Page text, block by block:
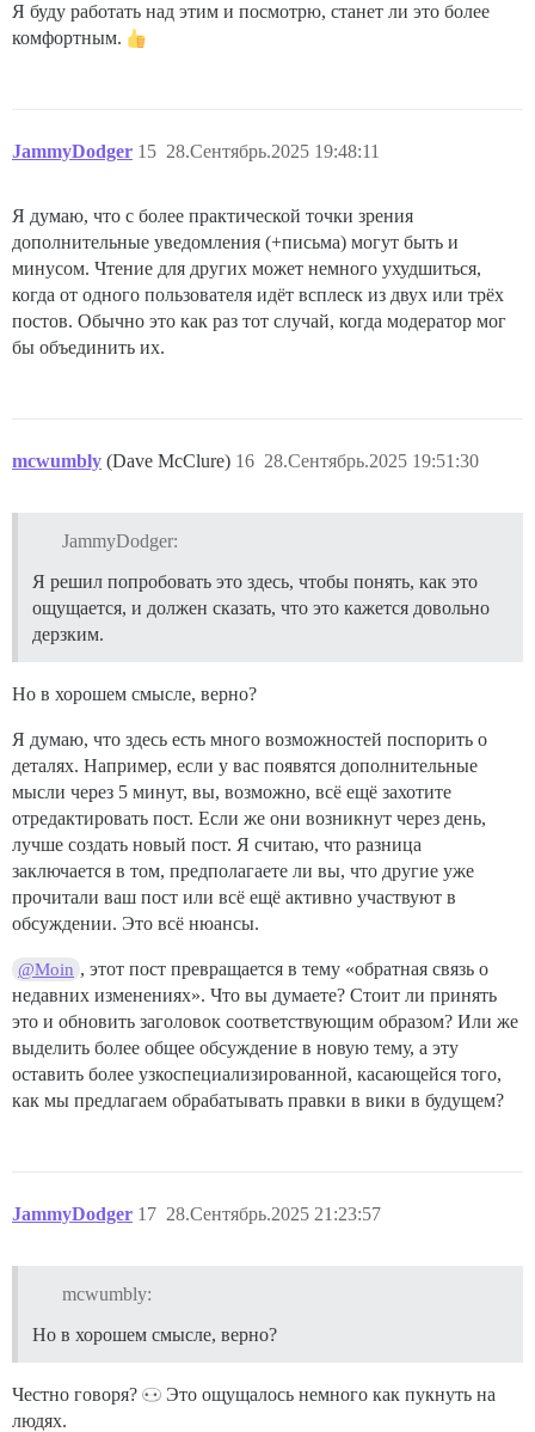
Я буду работать над этим и посмотрю, станет ли это более
комфортным.
JammyDodger 28.Сентябрь.2025 19:48:11
15
Я думаю, что с более практической точки зрения
дополнительные уведомления (+письма) могут быть и
минусом. Чтение для других может немного ухудшиться,
когда от одного пользователя идёт всплеск из двух или трёх
постов. Обычно это как раз тот случай, когда модератор мог
бы объединить их.
mcwumbly (Dave McClure) 28.Сентябрь.2025 19:51:30
16
JammyDodger:
Я решил попробовать это здесь, чтобы понять, как это
ощущается, и должен сказать, что это кажется довольно
дерзким.
Но в хорошем смысле, верно?
Я думаю, что здесь есть много возможностей поспорить о
деталях. Например, если у вас появятся дополнительные
мысли через 5 минут, вы, возможно, всё ещё захотите
отредактировать пост. Если же они возникнут через день,
лучше создать новый пост. Я считаю, что разница
заключается в том, предполагаете ли вы, что другие уже
прочитали ваш пост или всё ещё активно участвуют в
обсуждении. Это всё нюансы.
@Moin , этот пост превращается в тему «обратная связь о
недавних изменениях». Что вы думаете? Стоит ли принять
это и обновить заголовок соответствующим образом? Или же
выделить более общее обсуждение в новую тему, а эту
оставить более узкоспециализированной, касающейся того,
как мы предлагаем обрабатывать правки в вики в будущем?
JammyDodger 28.Сентябрь.2025 21:23:57
17
mcwumbly:
Но в хорошем смысле, верно?
Честно говоря?
Это ощущалось немного как пукнуть на
людях.